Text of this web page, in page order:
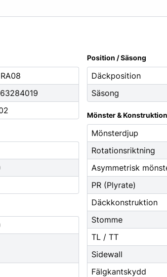
Batterier
Fordonsbatterier
Småbatterier
Startbooster
Position / Säsong
Däckposition
Säsong
Mönster & Konstruktion
Mönsterdjup
Rotationsriktning
Asymmetrisk
PR (Plyrate)
Däckkonstruktion
Stomme
TL / TT
Sidewall
Fälgkantskydd